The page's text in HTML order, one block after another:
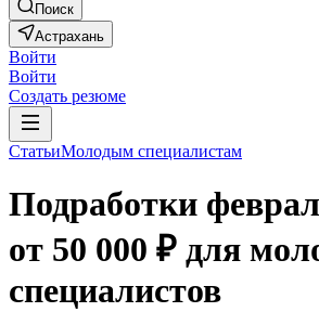
Поиск
Астрахань
Войти
Войти
Создать резюме
СтатьиМолодым специалистам
Подработки
от 50 000 ₽ для
специалистов